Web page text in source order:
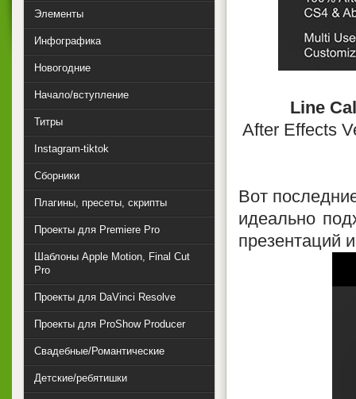
Line
After Effects
Вот
идеально
презентаций
Элементы
Инфографика
Новогодние
Начало/вступление
Титры
Instagram-tiktok
Сборники
Плагины, пресеты, скрипты
Проекты для Premiere Pro
Шаблоны Apple Motion, Final Cut
Pro
Проекты для DaVinci Resolve
Проекты для ProShow Producer
Свадебные/Романтические
Детские/ребятишки